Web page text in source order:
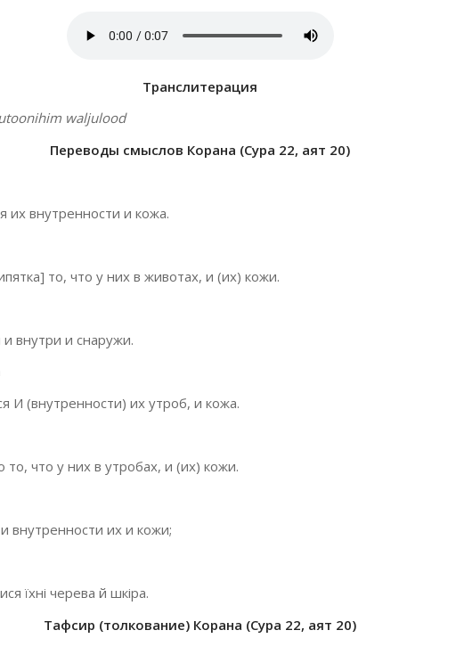
Транслитерация
waljulood
Переводы смыслов Корана (Сура 22, аят 20)
их внутренности и кожа.
то, что у них в животах, и (их) кожи.
и внутри и снаружи.
И (внутренности) их утроб, и кожа.
то, что у них в утробах, и (их) кожи.
внутренности их и кожи;
їхні черева й шкіра.
Тафсир (толкование) Корана (Сура 22, аят 20)